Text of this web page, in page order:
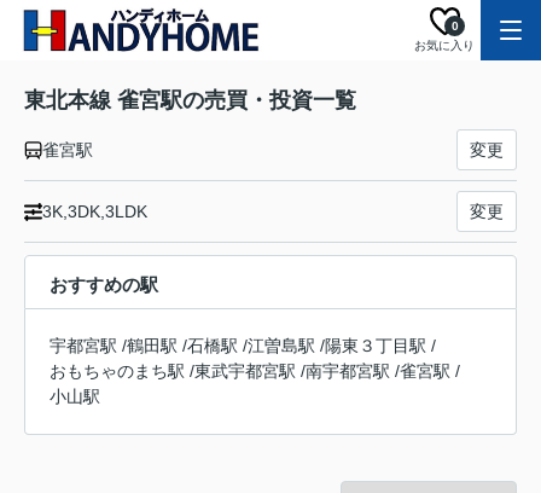
お気に入り
0
東北本線 雀宮駅の売買・投資一覧
雀宮駅 変更
3K,3DK,3LDK 変更
おすすめの駅
宇都宮駅 /鶴田駅 /石橋駅 /江曽島駅 /陽東３丁目駅 /
おもちゃのまち駅 /東武宇都宮駅 /南宇都宮駅 /雀宮駅 /
小山駅